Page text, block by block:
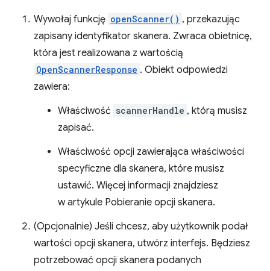
Wywołaj funkcję openScanner() , przekazując
zapisany identyfikator skanera. Zwraca obietnicę,
która jest realizowana z wartością
OpenScannerResponse . Obiekt odpowiedzi
zawiera:
Właściwość scannerHandle , którą musisz
zapisać.
Właściwość opcji zawierająca właściwości
specyficzne dla skanera, które musisz
ustawić. Więcej informacji znajdziesz
w artykule Pobieranie opcji skanera.
(Opcjonalnie) Jeśli chcesz, aby użytkownik podał
wartości opcji skanera, utwórz interfejs. Będziesz
potrzebować opcji skanera podanych